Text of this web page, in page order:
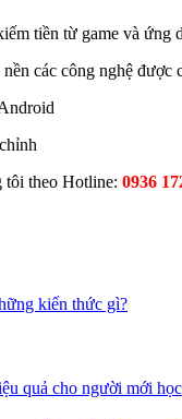
tiền từ game và ứng
các công nghệ được
tôi theo Hotline: 0936
kiến thức gì?